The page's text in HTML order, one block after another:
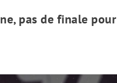
pas de finale